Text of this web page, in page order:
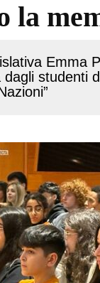
la
Emma
studenti